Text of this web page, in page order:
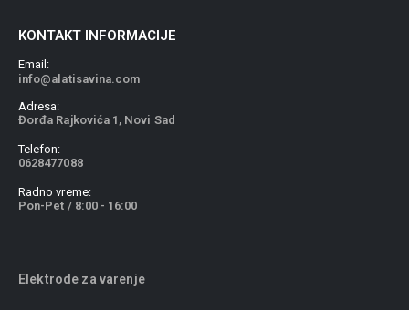
KONTAKT INFORMACIJE
Email:
info@alatisavina.com
Adresa:
Đorđa Rajkovića 1, Novi Sad
Telefon:
0628477088
Radno vreme:
Pon-Pet / 8:00 - 16:00
Elektrode za varenje